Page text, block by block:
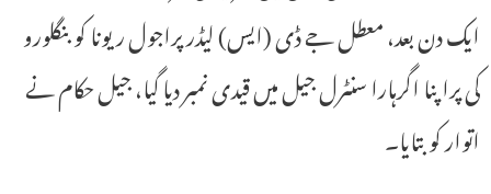
ایک دن بعد، معطل جے ڈی (ایس) لیڈر پراجول ریونا کو بنگلورو
کی پراپنا اگرہارا سنٹرل جیل میں قیدی نمبر دیا گیا، جیل حکام نے
اتوار کو بتایا۔